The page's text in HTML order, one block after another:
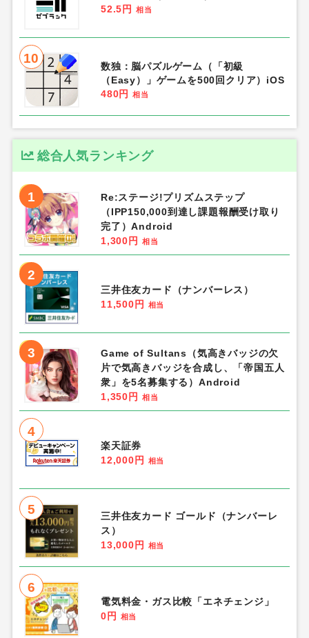
52.5円
相当
10
数独：脳パズルゲーム（「初級
（Easy）」ゲームを500回クリア）iOS
480円
相当
総合人気ランキング
1
Re:ステージ!プリズムステップ
（IPP150,000到達し課題報酬受け取り
完了）Android
1,300円
相当
2
三井住友カード（ナンバーレス）
11,500円
相当
3
Game of Sultans（気高きバッジの欠
片で気高きバッジを合成し、「帝国五人
衆」を5名募集する）Android
1,350円
相当
4
楽天証券
12,000円
相当
5
三井住友カード ゴールド（ナンバーレ
ス）
13,000円
相当
6
電気料金・ガス比較「エネチェンジ」
0円
相当